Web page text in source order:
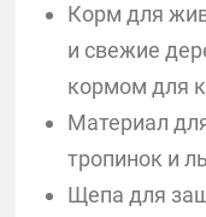
Корм для
и свежие
кормом для
Материал
тропинок и
Щепа для